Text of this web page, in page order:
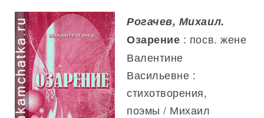
Рогачев, Михаил.
Озарение : посв. жене
Валентине
Васильевне :
стихотворения,
поэмы / Михаил